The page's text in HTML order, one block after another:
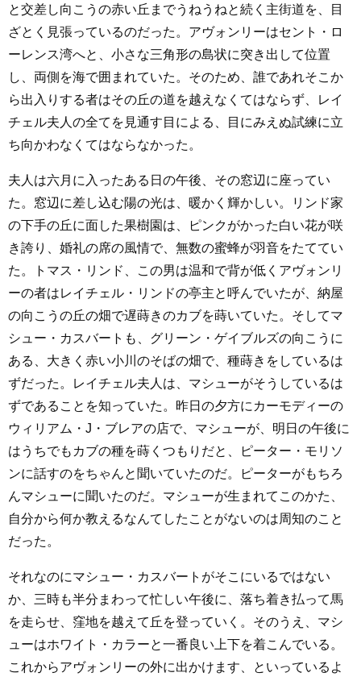
と交差し向こうの赤い丘までうねうねと続く主街道を、目
ざとく見張っているのだった。アヴォンリーはセント・ロ
ーレンス湾へと、小さな三角形の島状に突き出して位置
し、両側を海で囲まれていた。そのため、誰であれそこか
ら出入りする者はその丘の道を越えなくてはならず、レイ
チェル夫人の全てを見通す目による、目にみえぬ試練に立
ち向かわなくてはならなかった。
夫人は六月に入ったある日の午後、その窓辺に座ってい
た。窓辺に差し込む陽の光は、暖かく輝かしい。リンド家
の下手の丘に面した果樹園は、ピンクがかった白い花が咲
き誇り、婚礼の席の風情で、無数の蜜蜂が羽音をたててい
た。トマス・リンド、この男は温和で背が低くアヴォンリ
ーの者はレイチェル・リンドの亭主と呼んでいたが、納屋
の向こうの丘の畑で遅蒔きのカブを蒔いていた。そしてマ
シュー・カスバートも、グリーン・ゲイブルズの向こうに
ある、大きく赤い小川のそばの畑で、種蒔きをしているは
ずだった。レイチェル夫人は、マシューがそうしているは
ずであることを知っていた。昨日の夕方にカーモディーの
ウィリアム・J・ブレアの店で、マシューが、明日の午後に
はうちでもカブの種を蒔くつもりだと、ピーター・モリソ
ンに話すのをちゃんと聞いていたのだ。ピーターがもちろ
んマシューに聞いたのだ。マシューが生まれてこのかた、
自分から何か教えるなんてしたことがないのは周知のこと
だった。
それなのにマシュー・カスバートがそこにいるではない
か、三時も半分まわって忙しい午後に、落ち着き払って馬
を走らせ、窪地を越えて丘を登っていく。そのうえ、マシ
ューはホワイト・カラーと一番良い上下を着こんでいる。
これからアヴォンリーの外に出かけます、といっているよ